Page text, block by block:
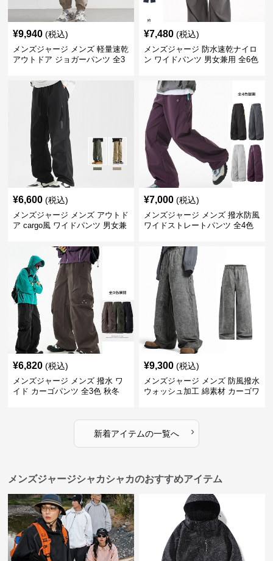
¥9,940 (税込)
メンズジャージ メンズ 軽量速乾
アウトドア ジョガーパンツ 全3
¥7,480 (税込)
メンズジャージ 防水速乾ナイロ
ン ワイドパンツ 男女兼用 全6色
¥6,600 (税込)
メンズジャージ メンズ アウトド
ア cargo風 ワイドパンツ 男女兼
¥7,000 (税込)
メンズジャージ メンズ 撥水防風
ワイドストレートパンツ 全4色
¥6,820 (税込)
メンズジャージ メンズ 撥水 ワ
イド カーゴパンツ 全3色 秋冬
¥9,300 (税込)
メンズジャージ メンズ 防風撥水
ウォッシュ加工 綿素材 カーゴワ
新着アイテムの一覧へ ›
メンズジャージシャカシャカのおすすめアイテム